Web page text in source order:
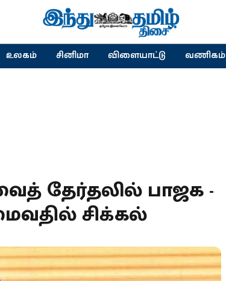
உலகம் சினிமா விளையாட்டு வணிகம்
தேர்தலில் பாஜக -
சிக்கல்